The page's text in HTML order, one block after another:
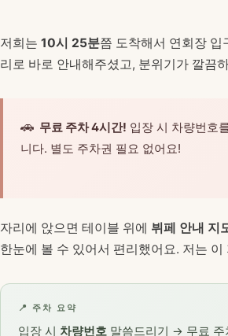
저희는 10시 25분쯤 도착해서 연회장
리로 바로 안내해주셨고, 분위기가 깔끔
🚗 무료 주차 4시간! 입장 시 차량번호
니다. 별도 주차권 필요 없어요!
자리에 앉으면 테이블 위에 뷔페 안내 지
한눈에 볼 수 있어서 편리했어요. 저는
📍 주차 요약
입장 시 차량번호 말씀드리기 → 무료 주